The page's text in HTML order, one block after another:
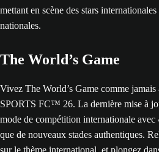
The World’s Game
Vivez The World’s Game comme jamais
SPORTS FC™ 26. La dernière mise à
mode de compétition internationale avec
que de nouveaux stades authentiques.
sur le thème international, et plongez